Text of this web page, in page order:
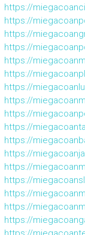
https://
https://
https://
https://
https://
https://
https://
https://
https://
https://
https://
https://
https://
https://
https://
https://
https://